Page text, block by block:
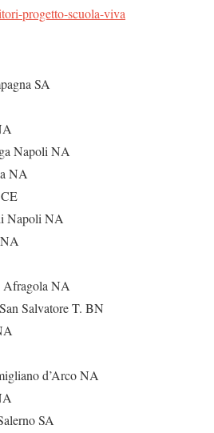
progetto-scuola-viva
SA
Napoli NA
NA
Napoli NA
Afragola NA
Salvatore T. BN
d’Arco NA
SA